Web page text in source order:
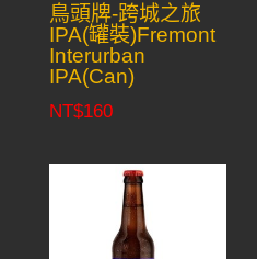
鳥頭牌-跨城之旅
IPA(罐裝)Fremont
Interurban
IPA(Can)
NT$160